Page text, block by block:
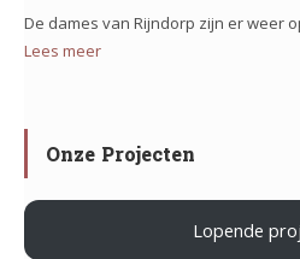
het
.
De dames van Rijndorp zijn er weer
Lees meer:
op
werkbezoek
Onze Projecten
Lopende